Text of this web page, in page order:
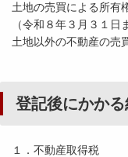
土地の売買による所
（令和８年３月３１日
土地以外の不動
登記後にかか
１．不動産取得税